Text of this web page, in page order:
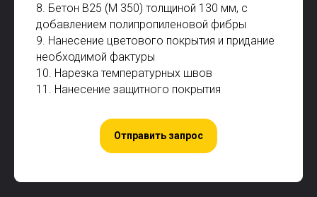
8. Бетон В25 (М 350) толщиной 130 мм, с
добавлением полипропиленовой фибры
9. Нанесение цветового покрытия и придание
необходимой фактуры
10. Нарезка температурных швов
11. Нанесение защитного покрытия
Отправить запрос